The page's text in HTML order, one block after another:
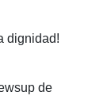
dignidad!
de